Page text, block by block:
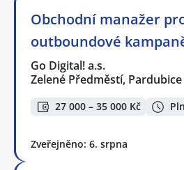
Obchodní manažer
outboundové
Go Digital! a.s.
Zelené Předměstí, Pardubice
27 000 – 35 000 Kč
Zveřejněno: 6. srpna